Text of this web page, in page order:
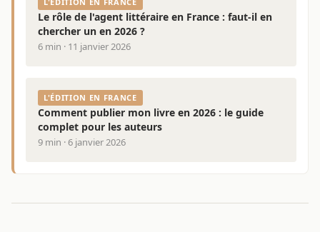
Le rôle de l'agent littéraire en France : faut-il en
chercher un en 2026 ?
6 min · 11 janvier 2026
L'ÉDITION EN FRANCE
Comment publier mon livre en 2026 : le guide
complet pour les auteurs
9 min · 6 janvier 2026